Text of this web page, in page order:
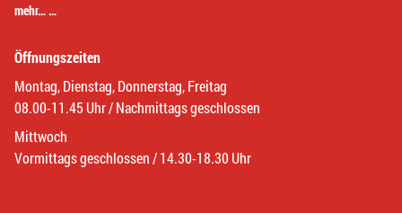
mehr… …
Öffnungszeiten
Montag, Dienstag, Donnerstag, Freitag
08.00-11.45 Uhr / Nachmittags geschlossen
Mittwoch
Vormittags geschlossen / 14.30-18.30 Uhr